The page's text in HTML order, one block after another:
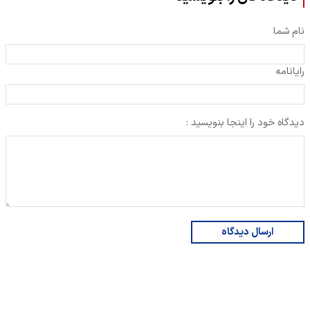
نام شما
رایانامه
دیدگاه خود را اینجا بنویسید :
ارسال دیدگاه